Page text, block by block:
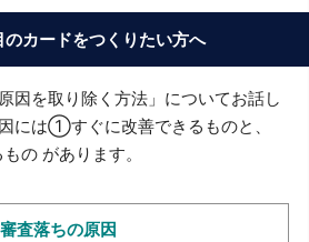
のカードをつくりたい方へ
因を取り除く方法」についてお話し
には①すぐに改善できるものと、
の があります。
査落ちの原因